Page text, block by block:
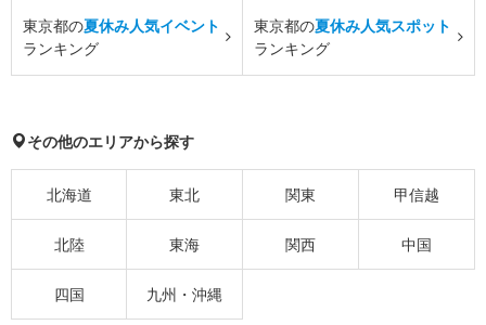
東京都の夏休み人気イベント
ランキング
東京都の夏休み人気スポット
ランキング
その他のエリアから探す
北海道 東北 関東 甲信越
北陸 東海 関西 中国
四国 九州・沖縄